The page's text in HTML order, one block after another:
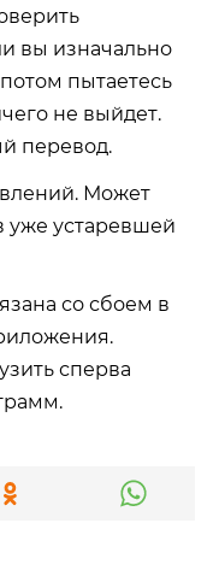
вы изначально
пытаетесь
не выйдет.
перевод.
Может
уже устаревшей
со сбоем в
сперва